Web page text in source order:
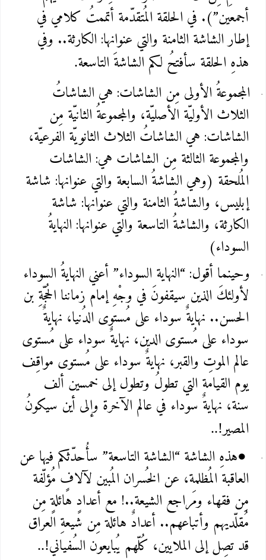
أجمعين”). في الحلقة المُتقدّمة أتممتُ كلامي في
إطار الشاشة الثامنة والتي عنوانها: الكارثة.. وفي
هذهِ الحلقة سأفتحُ لكم الشاشةَ التاسعة.
المجموعةُ الأولى مِن الشاشات: هي الشاشاتُ
الثلاث الأوليّة الأصليّة، والمجموعةُ الثانيّة مِن
الشاشات: هي الشاشاتُ الثلاث الثانويّة الفرعيّة،
والمجموعة الثالثة مِن الشاشات هي: الشاشات
المُلحقة (وهي الشاشةُ السابعة والتي عنوانها: شاشة
إبليس، والشاشةُ الثامنة والتي عنوانها: شاشة
الكارثة، والشاشةُ التاسعة والتي عنوانها: النهايةُ
السوداء)
وحينما أقول: “النهاية السوداء” أعني النهايةُ السوداء
لأولئكَ الذين سيقفونَ في وجْهِ إمام زماننا الحُجّةِ بن
الحسن.. نهايةٌ سوداء على مُستوى الدُنيا، نهايةٌ
سوداء على مُستوى الدين، نهايةٌ سوداء على مُستوى
عالم الموتِ والقبر، نهايةٌ سوداء على مُستوى مواقِف
يوم القيامة التي تطولُ وتطول إلى خمسين ألف
سنة، نهايةٌ سوداء في عالم الآخرة وإلى أين سيكونُ
المصير..!
●هذهِ الشاشة “الشاشة التاسعة” سأُحدّثكم فيها عن
العاقبة المُظلمة، عن الخُسران المُبين لآلافٍ مُؤلّفة
مِن فقهاء ومَراجع الشيعة..! مع أعدادٍ هائلةٍ مِن
مُقلّديهم وأتباعهم.. أعدادٌ هائلة مِن شيعةِ العراق
قد تصِل إلى الملايين، كُلّهم يُبايعون السُفياني..!